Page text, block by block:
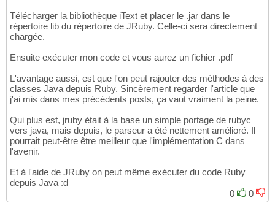
14
15
16
18
20
21
22
23
24
document = Document.new( PageSize::A4, 10
document.addTitle
document.addCreator( "My program using
pdfWriter = PdfWriter.getInstance(
pdfWriter.setPdfVersion(
document. open()
document.add ( Paragraph. new "Hello World"
document.close()
Télécharger la bibliothèque iText et placer le .jar dans le
répertoire lib du répertoire de JRuby. Celle-ci sera directement
chargée.
Ensuite exécuter mon code et vous aurez un fichier .pdf
L'avantage aussi, est que l'on peut rajouter des méthodes à des
classes Java depuis Ruby. Sincèrement regarder l'article que
j'ai mis dans mes précédents posts, ça vaut vraiment la peine.
Qui plus est, jruby était à la base un simple portage de rubyc
vers java, mais depuis, le parseur a été nettement amélioré. Il
pourrait peut-être être meilleur que l'implémentation C dans
l'avenir.
Et à l'aide de JRuby on peut même exécuter du code Ruby
depuis Java :d
0
0